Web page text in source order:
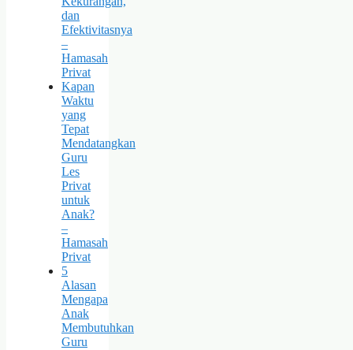
dan
Efektivitasnya
–
Hamasah
Privat
Kapan
Waktu
yang
Tepat
Mendatangkan
Guru
Les
Privat
untuk
Anak?
–
Hamasah
Privat
5
Alasan
Mengapa
Anak
Membutuhkan
Guru